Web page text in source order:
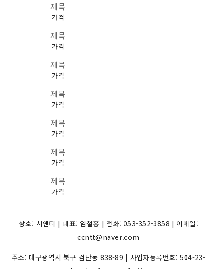
제목
가격
제목
가격
제목
가격
제목
가격
제목
가격
제목
가격
제목
가격
상호: 시엔티 | 대표: 임철홍 | 전화: 053-352-3858 | 이메일:
ccntt@naver.com
주소: 대구광역시 북구 검단동 838-89 | 사업자등록번호: 504-23-